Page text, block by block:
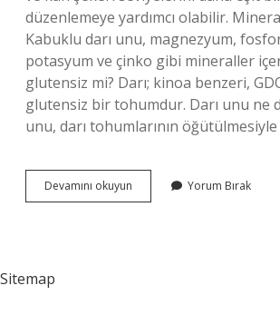
düzenlemeye yardımcı olabilir.
Kabuklu darı unu, magnezyum,
potasyum ve çinko gibi mineraller
glutensiz mi? Darı; kinoa benzeri,
glutensiz bir tohumdur. Darı unu ne
unu, darı tohumlarının
Devamını okuyun
Darı
Yorum Bırak
Sitemap